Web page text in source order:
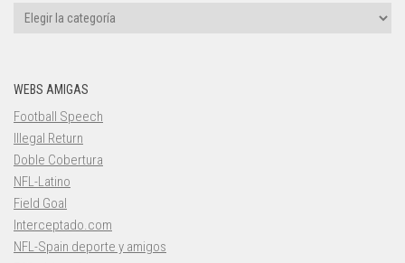
Categorías
WEBS AMIGAS
Football Speech
Illegal Return
Doble Cobertura
NFL-Latino
Field Goal
Interceptado.com
NFL-Spain deporte y amigos